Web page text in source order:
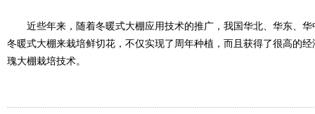
近些年来，随着冬暖式大棚应用技术的推广，我国华北、华东、华
冬暖式大棚来栽培鲜切花，不仅实现了周年种植，而且获得了很高的
瑰大棚栽培技术。